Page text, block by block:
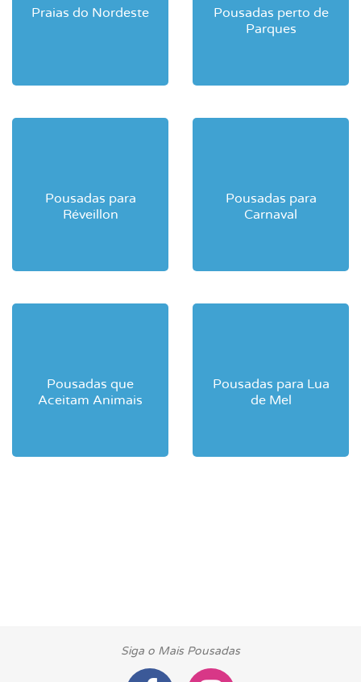
Praias do Nordeste
Pousadas perto de
Parques
Pousadas para
Réveillon
Pousadas para
Carnaval
Pousadas que
Aceitam Animais
Pousadas para Lua
de Mel
Siga o Mais Pousadas